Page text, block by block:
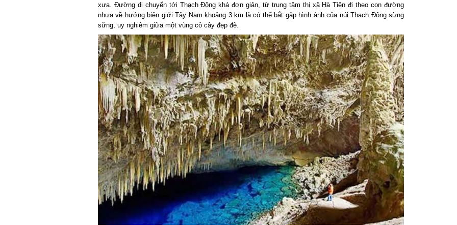
xưa. Đường di chuyển tới Thạch Động khá đơn giản, từ trung tâm thị xã Hà Tiên đi theo con đường
nhựa về hướng biên giới Tây Nam khoảng 3 km là có thể bắt gặp hình ảnh của núi Thạch Động sừng
sững, uy nghiêm giữa một vùng cỏ cây đẹp đẽ.